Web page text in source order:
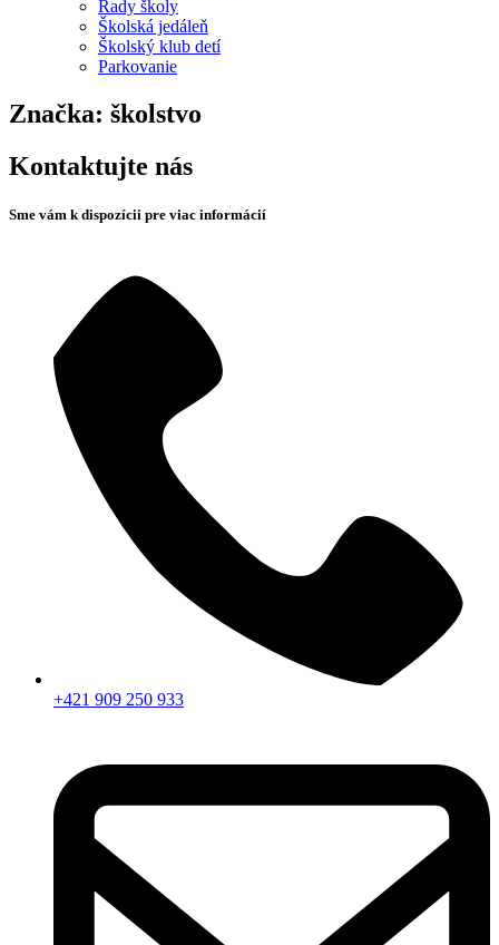
Rady školy
Školská jedáleň
Školský klub detí
Parkovanie
Značka: školstvo
Kontaktujte nás
Sme vám k dispozícii pre viac informácií
+421 909 250 933